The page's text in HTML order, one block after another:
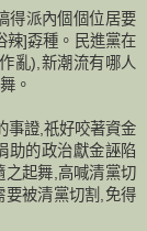
得派內個個位居要
辣]孬種。民進黨在
亂),新潮流有哪人
。
事證,祇好咬著資金
助的政治獻金誣陷
之起舞,高喊清黨切
要被清黨切割,免得